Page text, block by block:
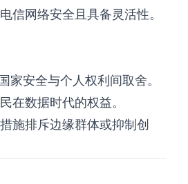
信网络安全且具备灵活性。
家安全与个人权利间取舍。
在数据时代的权益。
施排斥边缘群体或抑制创